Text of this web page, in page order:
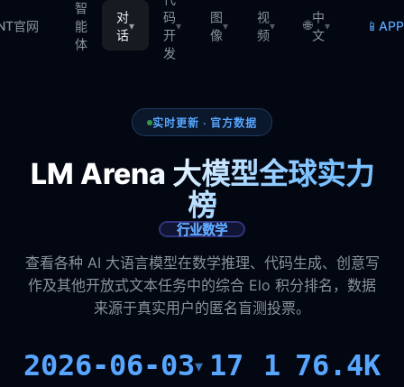
官网
智
能
体
对
话
▾
码
开
发
▾
图
像
▾
视
频
▾ 🌐
中
文
▾ 📱
实时更新 · 官方数据
LM Arena 大模型全球实力
榜
行业数学
查看各种 AI 大语言模型在数学推理、代码生成、创意写
作及其他开放式文本任务中的综合 Elo 积分排名，数据
来源于真实用户的匿名盲测投票。
2026-06-03▾ 17 1 76.4K